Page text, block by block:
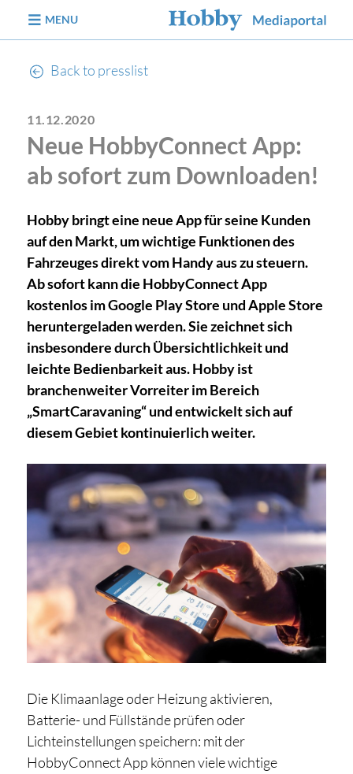
MENU
Back to presslist
11.12.2020
Neue HobbyConnect App:
ab sofort zum Downloaden!
Hobby bringt eine neue App für seine Kunden
auf den Markt, um wichtige Funktionen des
Fahrzeuges direkt vom Handy aus zu steuern.
Ab sofort kann die HobbyConnect App
kostenlos im Google Play Store und Apple Store
heruntergeladen werden. Sie zeichnet sich
insbesondere durch Übersichtlichkeit und
leichte Bedienbarkeit aus. Hobby ist
branchenweiter Vorreiter im Bereich
„SmartCaravaning“ und entwickelt sich auf
diesem Gebiet kontinuierlich weiter.
Die Klimaanlage oder Heizung aktivieren,
Batterie- und Füllstände prüfen oder
Lichteinstellungen speichern: mit der
HobbyConnect App können viele wichtige